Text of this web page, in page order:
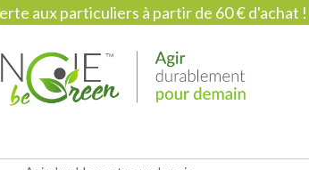
aux particuliers à partir de 60 € d'achat !